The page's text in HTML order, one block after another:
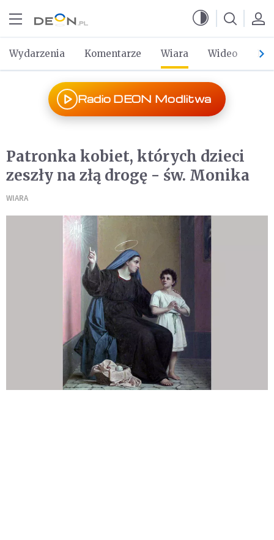
Wydarzenia Komentarze Wiara Wideo Po
Radio DEON Modlitwa
Patronka kobiet, których dzieci
zeszły na złą drogę - św. Monika
WIARA